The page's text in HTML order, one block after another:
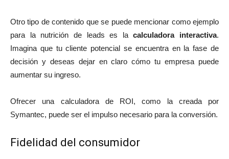
Otro tipo de contenido que se puede mencionar como ejemplo
para la nutrición de leads es lacalculadora interactiva.
Imagina que tu cliente potencial se encuentra en la fase de
decisión y deseas dejar en claro cómo tu empresa puede
aumentar su ingreso.
Ofrecer una calculadora de ROI, como la creada por
Symantec, puede ser el impulso necesario para la conversión.
Fidelidad del consumidor